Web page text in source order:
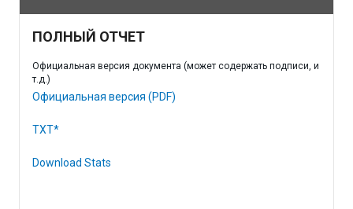
ПОЛНЫЙ ОТЧЕТ
Официальная версия документа (может содержать подписи, и
т.д.)
Официальная версия (PDF)
TXT*
Download Stats